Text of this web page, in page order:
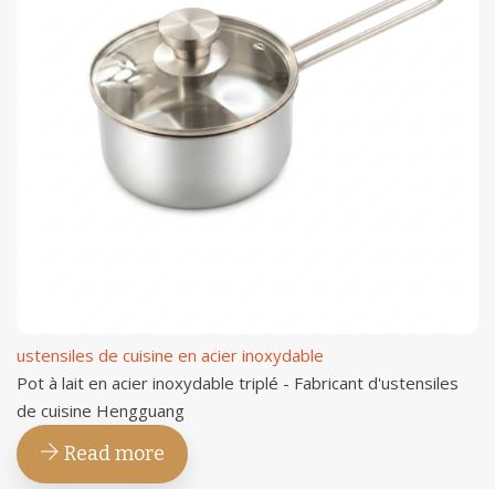
ustensiles de cuisine en acier inoxydable
Pot à lait en acier inoxydable triplé - Fabricant d'ustensiles
de cuisine Hengguang
Read more